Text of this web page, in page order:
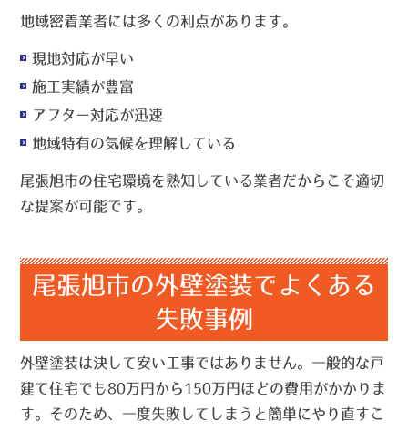
地域密着業者には多くの利点があります。
現地対応が早い
施工実績が豊富
アフター対応が迅速
地域特有の気候を理解している
尾張旭市の住宅環境を熟知している業者だからこそ適切
な提案が可能です。
尾張旭市の外壁塗装でよくある
失敗事例
外壁塗装は決して安い工事ではありません。一般的な戸
建て住宅でも80万円から150万円ほどの費用がかかりま
す。そのため、一度失敗してしまうと簡単にやり直すこ